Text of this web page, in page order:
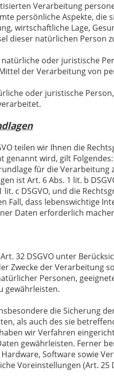
Verarbeitung
persönliche Aspekte, die
wirtschaftliche Lage,
dieser natürlichen Person
oder juristische
der Verarbeitung von
oder juristische
teilen wir Ihnen die
wird, gilt
für die
ist Art. 6 Abs. 1 lit. b
lit. c DSGVO, und die
Fall, dass
Daten erforderlich
32 DSGVO unter
Zwecke der Verarbeitung
Personen,
gewährleisten.
die Sicherung
als auch des sie
wir Verfahren
gewährleisten. Ferner
Software sowie
Voreinstellungen (Art. 25